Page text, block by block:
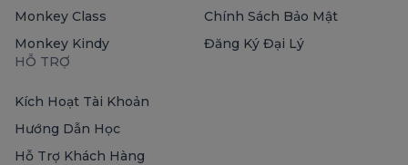
Monkey Class
Monkey Kindy
Chính Sách Bảo Mật
Đăng Ký Đại Lý
HỖ TRỢ
Kích Hoạt Tài Khoản
Hướng Dẫn Học
Hỗ Trợ Khách Hàng